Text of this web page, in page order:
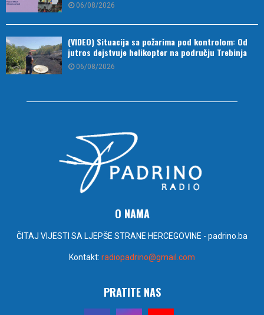
06/08/2026
(VIDEO) Situacija sa požarima pod kontrolom: Od
jutros dejstvuje helikopter na području Trebinja
06/08/2026
O NAMA
ČITAJ VIJESTI SA LJEPŠE STRANE HERCEGOVINE - padrino.ba
Kontakt: radiopadrino@gmail.com
PRATITE NAS